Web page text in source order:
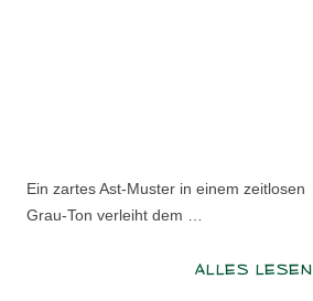
Ein zartes Ast-Muster in einem zeitlosen
Grau-Ton verleiht dem …
ALLES LESEN